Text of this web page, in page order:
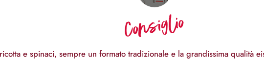
Consiglio
e spinaci, sempre un formato tradizionale e la grandissima qualità